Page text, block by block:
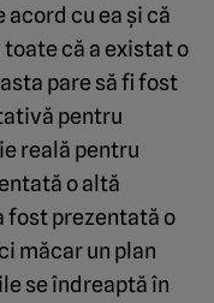
cu ea și că
toate că a existat o
pare să fi fost
pentru
reală pentru
o altă
fost prezentată o
măcar un plan
se îndreaptă în